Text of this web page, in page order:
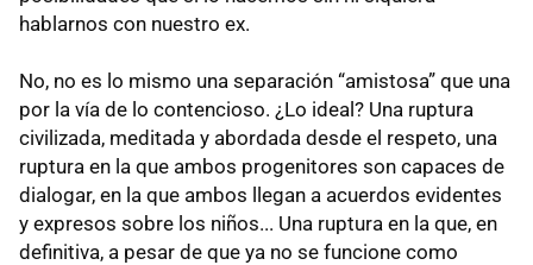
hablarnos con nuestro ex.
No, no es lo mismo una separación “amistosa” que una
por la vía de lo contencioso. ¿Lo ideal? Una ruptura
civilizada, meditada y abordada desde el respeto, una
ruptura en la que ambos progenitores son capaces de
dialogar, en la que ambos llegan a acuerdos evidentes
y expresos sobre los niños... Una ruptura en la que, en
definitiva, a pesar de que ya no se funcione como